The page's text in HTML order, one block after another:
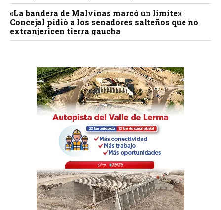
«La bandera de Malvinas marcó un límite» |
Concejal pidió a los senadores salteños que no
extranjericen tierra gaucha